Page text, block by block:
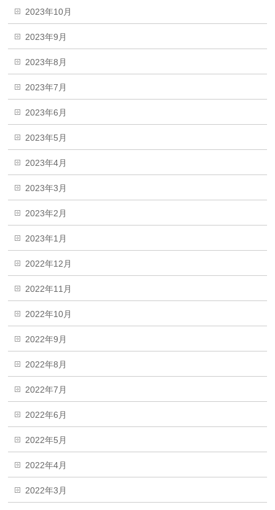
2023年10月
2023年9月
2023年8月
2023年7月
2023年6月
2023年5月
2023年4月
2023年3月
2023年2月
2023年1月
2022年12月
2022年11月
2022年10月
2022年9月
2022年8月
2022年7月
2022年6月
2022年5月
2022年4月
2022年3月